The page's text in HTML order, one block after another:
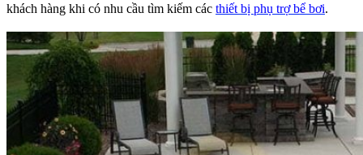
khách hàng khi có nhu cầu tìm kiếm các thiết bị phụ trợ bể bơi.